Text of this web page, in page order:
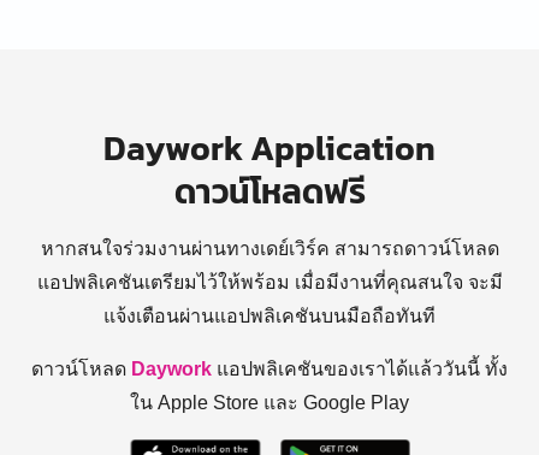
Daywork Application
ดาวน์โหลดฟรี
หากสนใจร่วมงานผ่านทางเดย์เวิร์ค สามารถดาวน์โหลด
แอปพลิเคชันเตรียมไว้ให้พร้อม เมื่อมีงานที่คุณสนใจ จะมี
แจ้งเตือนผ่านแอปพลิเคชันบนมือถือทันที
ดาวน์โหลด Daywork แอปพลิเคชันของเราได้แล้ววันนี้ ทั้ง
ใน Apple Store และ Google Play